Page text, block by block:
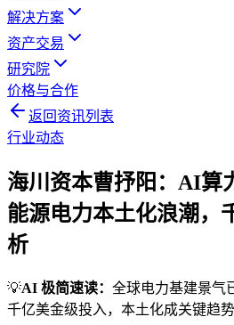
解决方案
资产交易
研究院
价格与合作
返回资讯列表
行业动态
海川资本曹抒阳：AI算
能源电力本土化浪潮，
析
💡AI 极简速读： 全球电力基建景气
千亿美金级投入，本土化成关键趋势